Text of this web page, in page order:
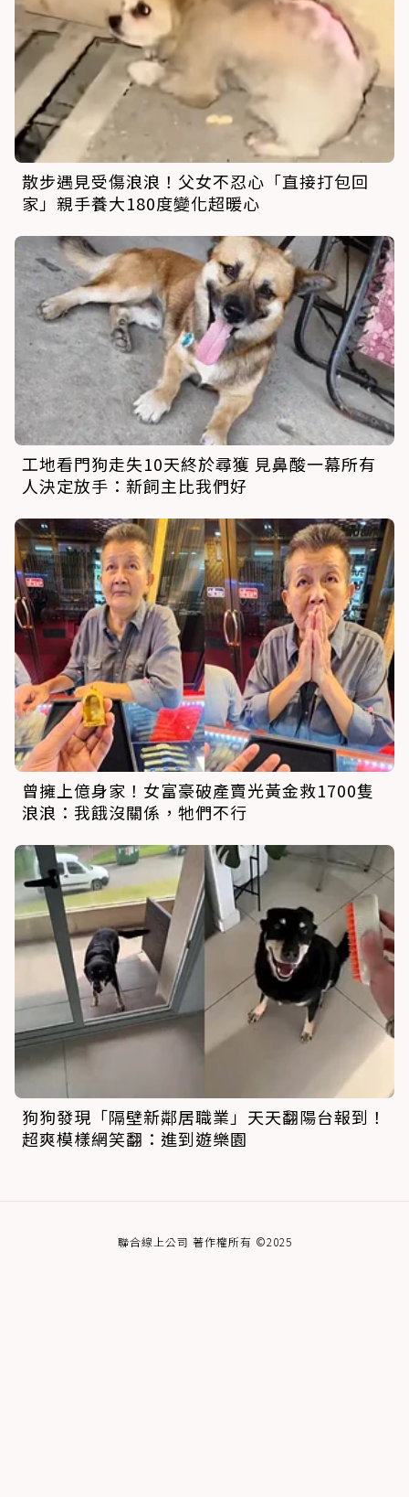
散步遇見受傷浪浪！父女不忍心「直接打包回
家」親手養大180度變化超暖心
工地看門狗走失10天終於尋獲 見鼻酸一幕所有
人決定放手：新飼主比我們好
曾擁上億身家！女富豪破產賣光黃金救1700隻
浪浪：我餓沒關係，牠們不行
狗狗發現「隔壁新鄰居職業」天天翻陽台報到！
超爽模樣網笑翻：進到遊樂園
聯合線上公司 著作權所有 ©2025